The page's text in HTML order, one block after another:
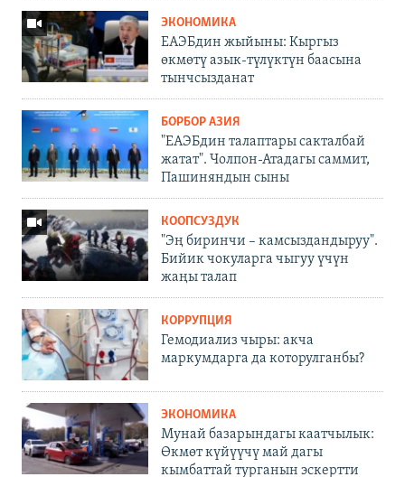
ЭКОНОМИКА
ЕАЭБдин жыйыны: Кыргыз
өкмөтү азык-түлүктүн баасына
тынчсызданат
БОРБОР АЗИЯ
"ЕАЭБдин талаптары сакталбай
жатат". Чолпон-Атадагы саммит,
Пашиняндын сыны
КООПСУЗДУК
"Эң биринчи – камсыздандыруу".
Бийик чокуларга чыгуу үчүн
жаңы талап
КОРРУПЦИЯ
Гемодиализ чыры: акча
маркумдарга да которулганбы?
ЭКОНОМИКА
Мунай базарындагы каатчылык:
Өкмөт күйүүчү май дагы
кымбаттай турганын эскертти